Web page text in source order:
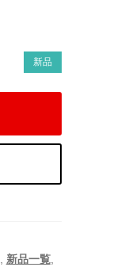
新品
, 新品一覧,